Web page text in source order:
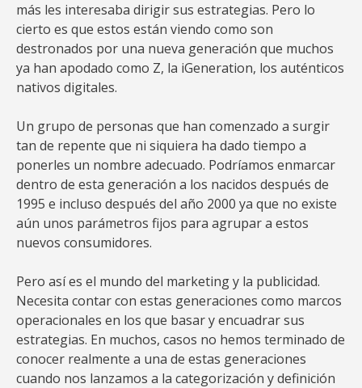
más les interesaba dirigir sus estrategias. Pero lo
cierto es que estos están viendo como son
destronados por una nueva generación que muchos
ya han apodado como Z, la iGeneration, los auténticos
nativos digitales.
Un grupo de personas que han comenzado a surgir
tan de repente que ni siquiera ha dado tiempo a
ponerles un nombre adecuado. Podríamos enmarcar
dentro de esta generación a los nacidos después de
1995 e incluso después del año 2000 ya que no existe
aún unos parámetros fijos para agrupar a estos
nuevos consumidores.
Pero así es el mundo del marketing y la publicidad.
Necesita contar con estas generaciones como marcos
operacionales en los que basar y encuadrar sus
estrategias. En muchos, casos no hemos terminado de
conocer realmente a una de estas generaciones
cuando nos lanzamos a la categorización y definición